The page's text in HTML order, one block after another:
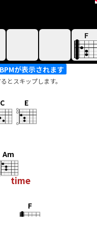
F
が表示されます
とスキップします。
C E
Am
time
F